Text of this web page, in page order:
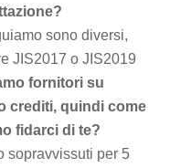
sono diversi,
JIS2017 o JIS2019
fornitori su
crediti, quindi come
fidarci di te?
sopravvissuti per 5